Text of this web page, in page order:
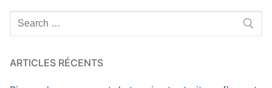
Rechercher
:
ARTICLES RÉCENTS